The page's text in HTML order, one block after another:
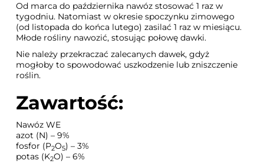
Od marca do października nawóz stosować 1 raz w
tygodniu. Natomiast w okresie spoczynku zimowego
(od listopada do końca lutego) zasilać 1 raz w miesiącu.
Młode rośliny nawozić, stosując połowę dawki.
Nie należy przekraczać zalecanych dawek, gdyż
mogłoby to spowodować uszkodzenie lub zniszczenie
roślin.
Zawartość:
Nawóz WE
azot (N) – 9%
fosfor (P2O5) – 3%
potas (K2O) – 6%